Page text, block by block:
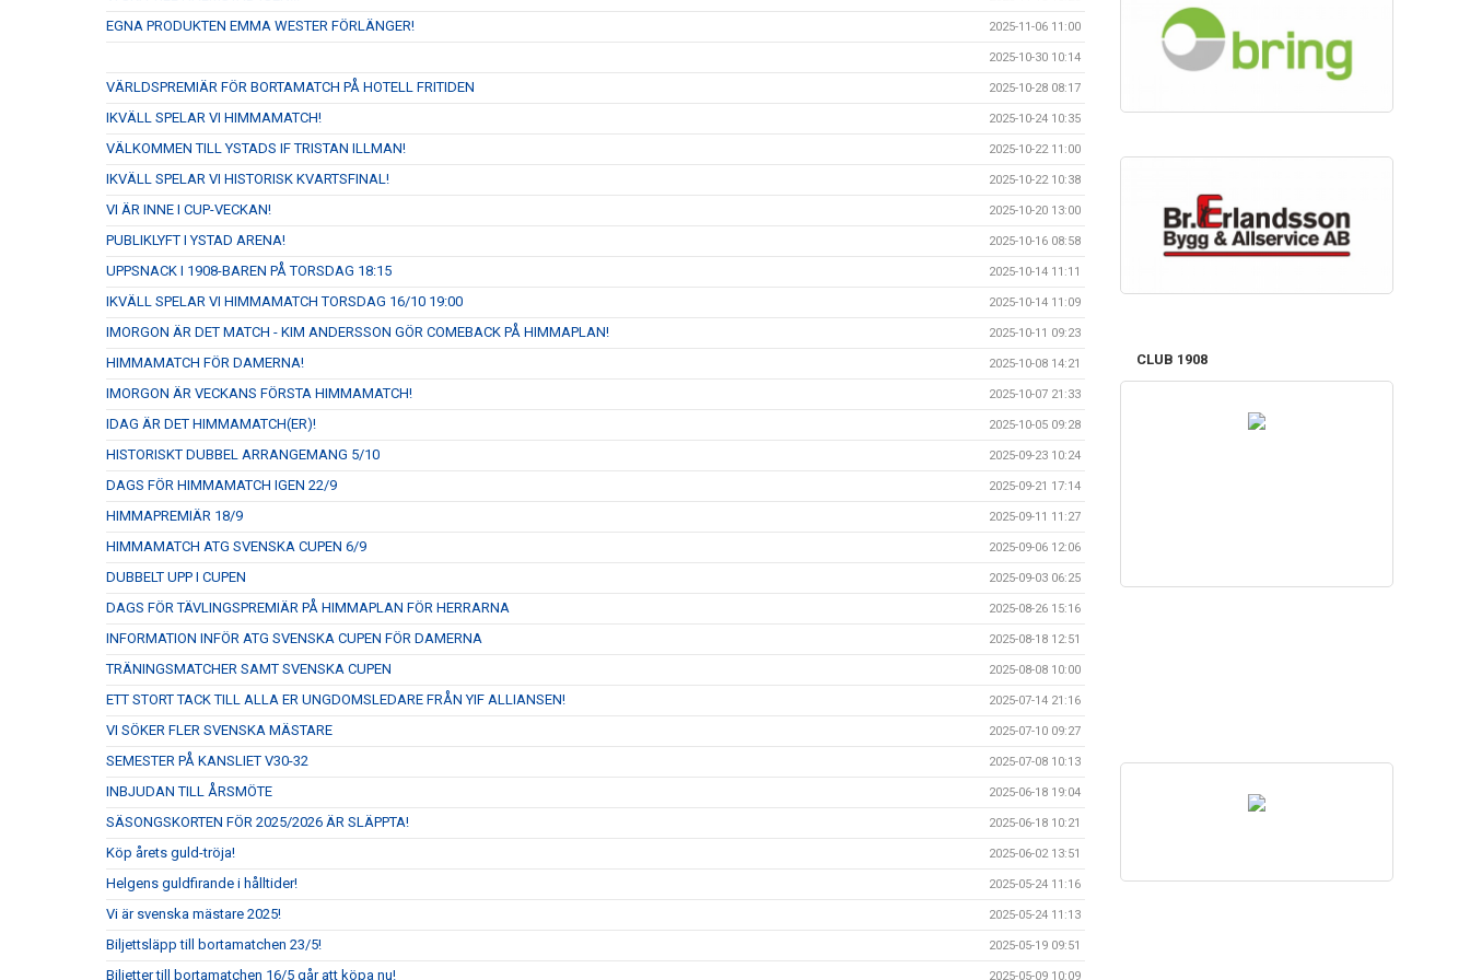
EGNA PRODUKTEN EMMA WESTER FÖRLÄNGER! 2025-11-06 11:00
2025-10-30 10:14
VÄRLDSPREMIÄR FÖR BORTAMATCH PÅ HOTELL FRITIDEN 2025-10-28 08:17
IKVÄLL SPELAR VI HIMMAMATCH! 2025-10-24 10:35
VÄLKOMMEN TILL YSTADS IF TRISTAN ILLMAN! 2025-10-22 11:00
IKVÄLL SPELAR VI HISTORISK KVARTSFINAL! 2025-10-22 10:38
VI ÄR INNE I CUP-VECKAN! 2025-10-20 13:00
PUBLIKLYFT I YSTAD ARENA! 2025-10-16 08:58
UPPSNACK I 1908-BAREN PÅ TORSDAG 18:15 2025-10-14 11:11
IKVÄLL SPELAR VI HIMMAMATCH TORSDAG 16/10 19:00 2025-10-14 11:09
IMORGON ÄR DET MATCH - KIM ANDERSSON GÖR COMEBACK PÅ HIMMAPLAN! 2025-10-11 09:23
HIMMAMATCH FÖR DAMERNA! 2025-10-08 14:21
IMORGON ÄR VECKANS FÖRSTA HIMMAMATCH! 2025-10-07 21:33
IDAG ÄR DET HIMMAMATCH(ER)! 2025-10-05 09:28
HISTORISKT DUBBEL ARRANGEMANG 5/10 2025-09-23 10:24
DAGS FÖR HIMMAMATCH IGEN 22/9 2025-09-21 17:14
HIMMAPREMIÄR 18/9 2025-09-11 11:27
HIMMAMATCH ATG SVENSKA CUPEN 6/9 2025-09-06 12:06
DUBBELT UPP I CUPEN 2025-09-03 06:25
DAGS FÖR TÄVLINGSPREMIÄR PÅ HIMMAPLAN FÖR HERRARNA 2025-08-26 15:16
INFORMATION INFÖR ATG SVENSKA CUPEN FÖR DAMERNA 2025-08-18 12:51
TRÄNINGSMATCHER SAMT SVENSKA CUPEN 2025-08-08 10:00
ETT STORT TACK TILL ALLA ER UNGDOMSLEDARE FRÅN YIF ALLIANSEN! 2025-07-14 21:16
VI SÖKER FLER SVENSKA MÄSTARE 2025-07-10 09:27
SEMESTER PÅ KANSLIET V30-32 2025-07-08 10:13
INBJUDAN TILL ÅRSMÖTE 2025-06-18 19:04
SÄSONGSKORTEN FÖR 2025/2026 ÄR SLÄPPTA! 2025-06-18 10:21
Köp årets guld-tröja! 2025-06-02 13:51
Helgens guldfirande i hålltider! 2025-05-24 11:16
Vi är svenska mästare 2025! 2025-05-24 11:13
Biljettsläpp till bortamatchen 23/5! 2025-05-19 09:51
Biljetter till bortamatchen 16/5 går att köpa nu! 2025-05-09 10:09
CLUB 1908